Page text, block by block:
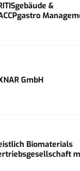
&
GmbH
Biomaterials